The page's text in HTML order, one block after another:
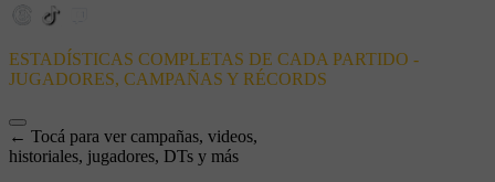
ESTADÍSTICAS COMPLETAS DE CADA PARTIDO -
JUGADORES, CAMPAÑAS Y RÉCORDS
← Tocá para ver campañas, videos,
historiales, jugadores, DTs y más